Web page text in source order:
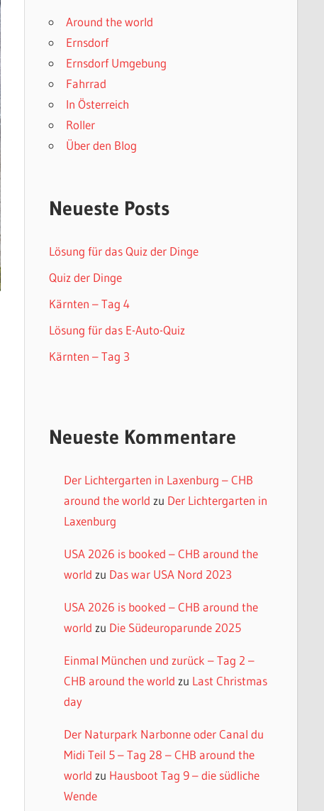
Around the world
Ernsdorf
Ernsdorf Umgebung
Fahrrad
In Österreich
Roller
Über den Blog
Neueste Posts
Lösung für das Quiz der Dinge
Quiz der Dinge
Kärnten – Tag 4
Lösung für das E-Auto-Quiz
Kärnten – Tag 3
Neueste Kommentare
Der Lichtergarten in Laxenburg – CHB
around the world zu Der Lichtergarten in
Laxenburg
USA 2026 is booked – CHB around the
world zu Das war USA Nord 2023
USA 2026 is booked – CHB around the
world zu Die Südeuroparunde 2025
Einmal München und zurück – Tag 2 –
CHB around the world zu Last Christmas
day
Der Naturpark Narbonne oder Canal du
Midi Teil 5 – Tag 28 – CHB around the
world zu Hausboot Tag 9 – die südliche
Wende